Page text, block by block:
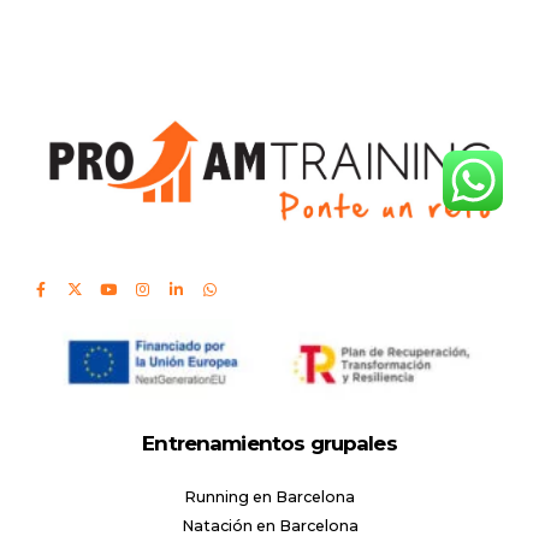
Entrenamientos grupales
Running en Barcelona
Natación en Barcelona